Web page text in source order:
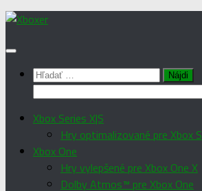
Preskočiť
obsah
Hľadať:
Xbox Series X|S
Hry optimalizované pre Xbox
Xbox One
Hry vylepšené pre Xbox One X
Dolby Atmos™ pre Xbox One